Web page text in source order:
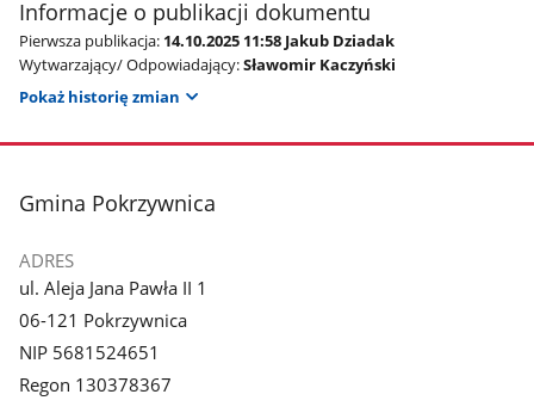
Informacje o publikacji dokumentu
Pierwsza publikacja: 14.10.2025 11:58 Jakub Dziadak
Wytwarzający/ Odpowiadający:Sławomir Kaczyński
Pokaż historię zmian
stopka
Gmina Pokrzywnica
ADRES
ul. Aleja Jana Pawła II 1
06-121 Pokrzywnica
NIP 5681524651
Regon 130378367